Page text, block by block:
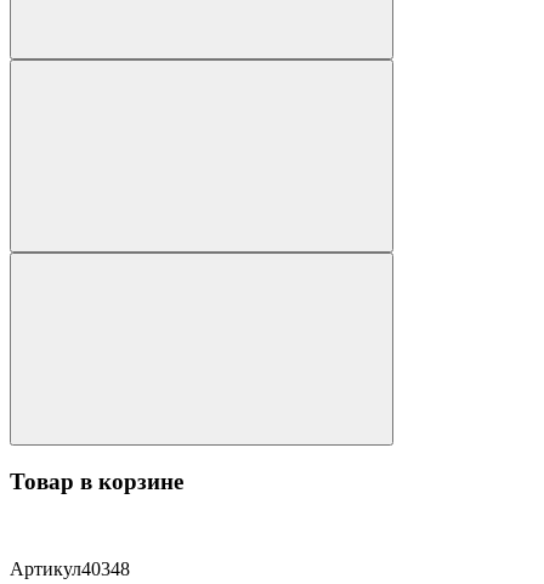
Товар в корзине
Артикул40348